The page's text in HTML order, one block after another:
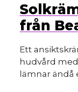
från
Ett
hudvård
lämnar ändå